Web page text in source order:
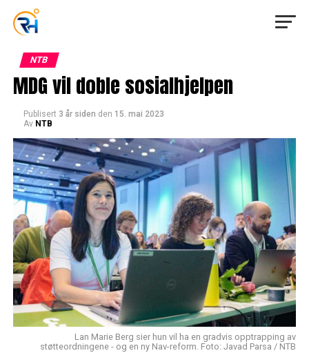
NTB
MDG vil doble sosialhjelpen
Publisert 3 år siden den 15. mai 2023
Av NTB
Lan Marie Berg sier hun vil ha en gradvis opptrapping av
støtteordningene - og en ny Nav-reform. Foto: Javad Parsa / NTB